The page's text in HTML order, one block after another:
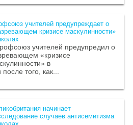
учителей предупреждает о
кризисе маскулинности»
учителей предупредил о
«кризисе
в
того, как...
начинает
случаев антисемитизма